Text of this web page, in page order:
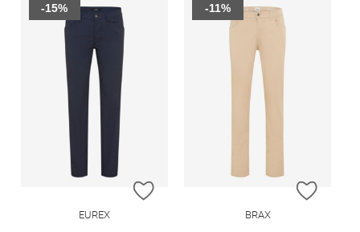
ZUR WUNSCHLISTE HINZUFÜGEN
EUREX
-15%
ZUR
BRAX
-11%